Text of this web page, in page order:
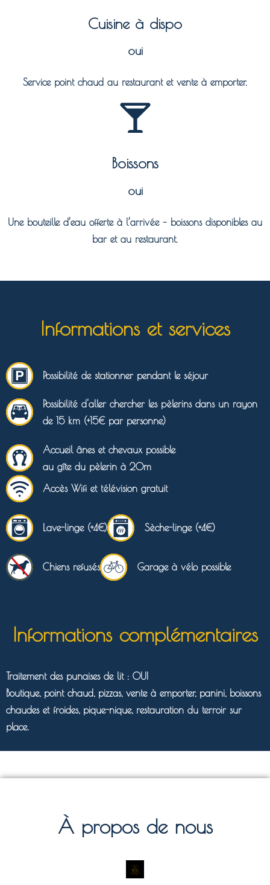
Cuisine à dispo
oui
Service point chaud au restaurant et vente à emporter.
Boissons
oui
Une bouteille d’eau offerte à l’arrivée – boissons disponibles au
bar et au restaurant.
Informations et services
Possibilité de stationner pendant le séjour
Possibilité d'aller chercher les pèlerins dans un rayon
de 15 km (+15€ par personne)
Accueil ânes et chevaux possible
au gîte du pèlerin à 20m
Accès Wifi et télévision gratuit
Lave-linge (+4€) Sèche-linge (+4€)
Chiens refusés Garage à vélo possible
Informations complémentaires
Traitement des punaises de lit : OUI
Boutique, point chaud, pizzas, vente à emporter, panini, boissons
chaudes et froides, pique-nique, restauration du terroir sur
place.
À propos de nous